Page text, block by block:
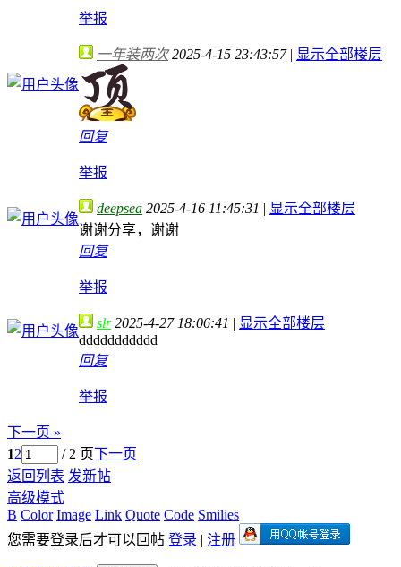
举报
一年装两次2025-4-15 23:43:57 | 显示全部楼层
回复
举报
deepsea 2025-4-16 11:45:31 | 显示全部楼层
谢谢分享，谢谢
回复
举报
slr2025-4-27 18:06:41 | 显示全部楼层
ddddddddddd
回复
举报
下一页 »
12 / 2 页下一页
返回列表 发新帖
高级模式
B Color Image Link Quote Code Smilies
您需要登录后才可以回帖 登录 | 注册